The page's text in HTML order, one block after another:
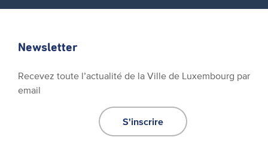
Newsletter
Recevez toute l’actualité de la Ville de Luxembourg par
email
S'inscrire